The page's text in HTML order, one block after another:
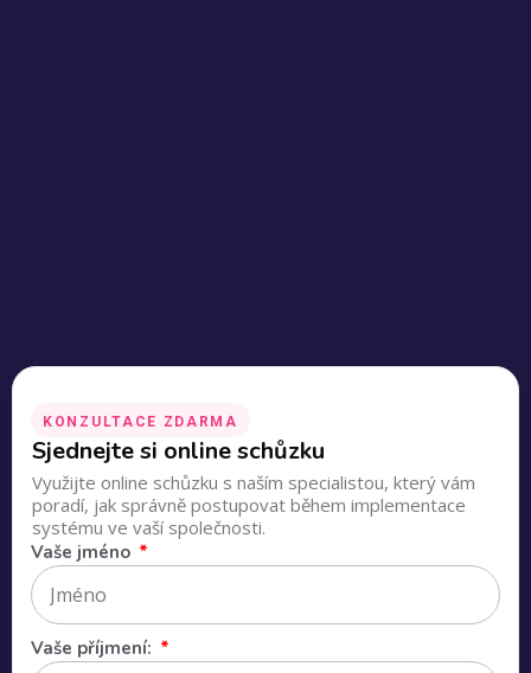
KONZULTACE ZDARMA
Sjednejte si online schůzku
Využijte online schůzku s naším specialistou, který vám
poradí, jak správně postupovat během implementace
systému ve vaší společnosti.
Vaše jméno
Vaše příjmení: